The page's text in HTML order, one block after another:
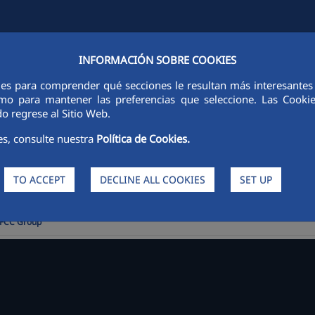
INFORMACIÓN SOBRE COOKIES
para comprender qué secciones le resultan más
para mantener las preferencias que seleccione. Las
regrese al Sitio Web.
consulte nuestra Política de Cookies.
TO ACCEPT DECLINE ALL COOKIES SET UP
INVESTORS SUSTAINABILITY CORPORATE GOVERNANCE
Group